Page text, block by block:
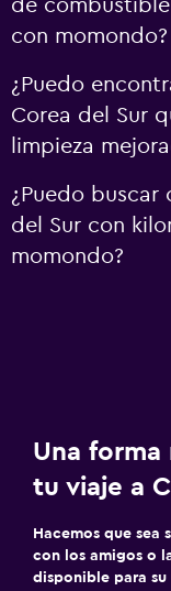
de
con momondo?
¿Puedo
Corea del Sur
limpieza
¿Puedo buscar
del Sur con
momondo?
Una forma
tu viaje a
Hacemos que
con los amigos o
disponible para